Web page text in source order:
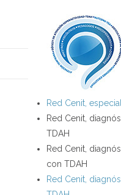
Red Cenit,
Red Cenit,
TDAH
Red Cenit,
con TDAH
Red Cenit,